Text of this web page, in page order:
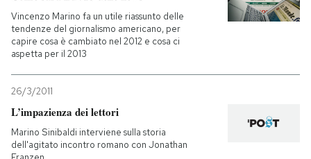
Vincenzo Marino fa un utile riassunto delle
tendenze del giornalismo americano, per
capire cosa è cambiato nel 2012 e cosa ci
aspetta per il 2013
26/3/2011
L’impazienza dei lettori
Marino Sinibaldi interviene sulla storia
dell'agitato incontro romano con Jonathan